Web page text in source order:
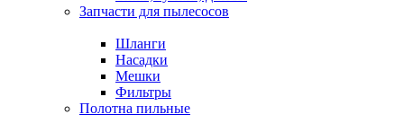
Запчасти для пылесосов
Шланги
Насадки
Мешки
Фильтры
Полотна пильные